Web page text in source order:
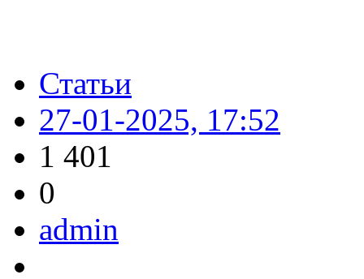
Статьи
27-01-2025, 17:52
1 401
0
admin